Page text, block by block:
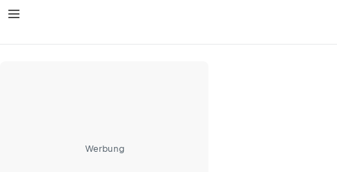
Werbung